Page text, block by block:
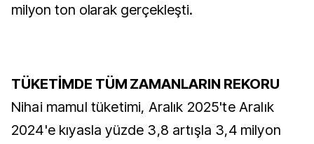
milyon ton olarak gerçekleşti.
TÜKETİMDE TÜM ZAMANLARIN REKORU
Nihai mamul tüketimi, Aralık 2025'te Aralık
2024'e kıyasla yüzde 3,8 artışla 3,4 milyon